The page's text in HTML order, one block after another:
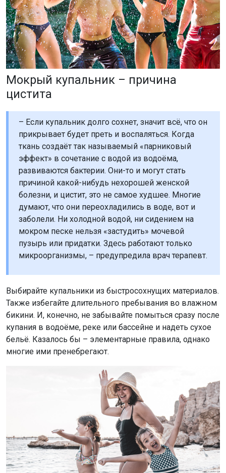
Мокрый купальник – причина
цистита
– Если купальник долго сохнет, значит всё, что он
прикрывает будет преть и воспаляться. Когда
ткань создаёт так называемый «парниковый
эффект» в сочетание с водой из водоёма,
развиваются бактерии. Они-то и могут стать
причиной какой-нибудь нехорошей женской
болезни, и цистит, это не самое худшее. Многие
думают, что они переохладились в воде, вот и
заболели. Ни холодной водой, ни сидением на
мокром песке нельзя «застудить» мочевой
пузырь или придатки. Здесь работают только
микроорганизмы, – предупредила врач терапевт.
Выбирайте купальники из быстросохнущих материалов.
Также избегайте длительного пребывания во влажном
бикини. И, конечно, не забывайте помыться сразу после
купания в водоёме, реке или бассейне и надеть сухое
бельё. Казалось бы – элементарные правила, однако
многие ими пренебрегают.